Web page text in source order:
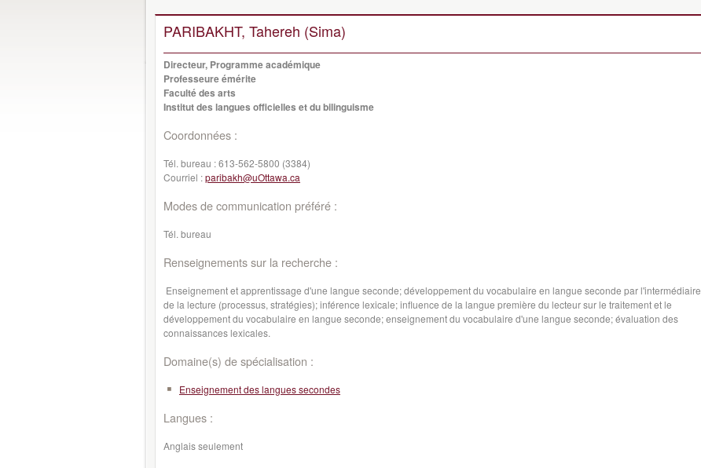
PARIBAKHT, Tahereh (Sima)
Directeur, Programme académique
Professeure émérite
Faculté des arts
Institut des langues officielles et du bilinguisme
Coordonnées :
Tél. bureau :613-562-5800 (3384)
Courriel :paribakh@uOttawa.ca
Modes de communication préféré :
Tél. bureau
Renseignements sur la recherche :
Enseignement et apprentissage d'une langue seconde; développement du vocabulaire en langue seconde par l'intermédiaire
de la lecture (processus, stratégies); inférence lexicale; influence de la langue première du lecteur sur le traitement et le
développement du vocabulaire en langue seconde; enseignement du vocabulaire d'une langue seconde; évaluation des
connaissances lexicales.
Domaine(s) de spécialisation :
Enseignement des langues secondes
Langues :
Anglais seulement